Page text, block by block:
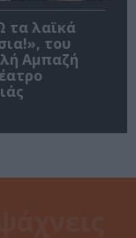
τα λαϊκά
του
Αμπαζή